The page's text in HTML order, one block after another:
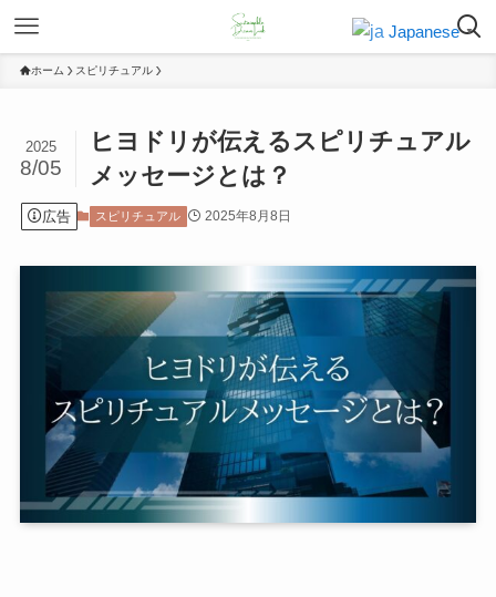
ホーム スピリチュアル
ヒヨドリが伝えるスピリチュアル
メッセージとは？
2025
8/05
広告 スピリチュアル 2025年8月8日
Japanese ▼